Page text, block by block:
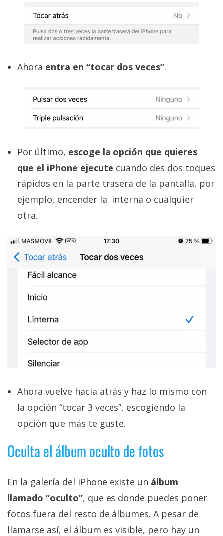
Ahora entra en “tocar dos veces”.
Por último, escoge la opción que quieres
que el iPhone ejecute cuando des dos toques
rápidos en la parte trasera de la pantalla, por
ejemplo, encender la linterna o cualquier
otra.
Ahora vuelve hacia atrás y haz lo mismo con
la opción “tocar 3 veces”, escogiendo la
opción que más te guste.
Oculta el álbum oculto de fotos
En la galería del iPhone existe un álbum
llamado “oculto”, que es donde puedes poner
fotos fuera del resto de álbumes. A pesar de
llamarse así, el álbum es visible, pero hay un